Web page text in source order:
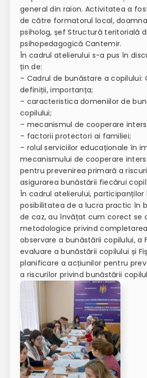
general din raion. Activitatea a
de către formatorul local, doamna
psiholog, șef Structură teritorială
psihopedagogică Cantemir.
În cadrul atelierului s-a pus în
țin de:
– Cadrul de bunăstare a copilului:
definiții, importanța;
– caracteristica domeniilor de
copilului;
– mecanismul de cooperare
– factorii protectori ai familiei;
– rolul serviciilor educaționale în
mecanismului de cooperare
pentru prevenirea primară a
asigurarea bunăstării fiecărui copil.
În cadrul atelierului,
posibilitatea de a lucra practic în
de caz, au învățat cum corect se
metodologice privind completarea
observare a bunăstării copilului, a
evaluare a bunăstării copilului și
planificare a acțiunilor pentru
a riscurilor privind bunăstării